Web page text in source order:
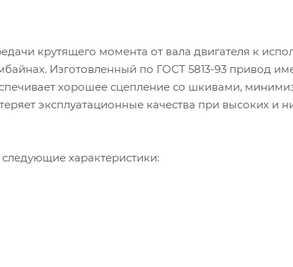
крутящего момента от вала двигателя к
Изготовленный по ГОСТ 5813-93 привод
хорошее сцепление со шкивами,
эксплуатационные качества при высоких и
характеристики: